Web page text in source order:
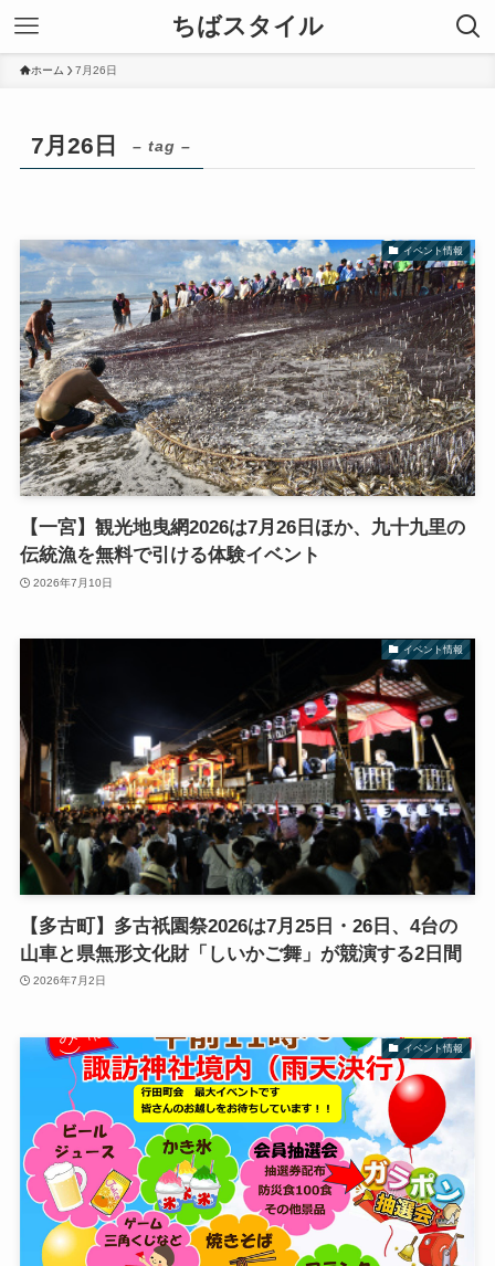
ちばスタイル
ホーム 7月26日
7月26日 – tag –
イベント情報
【一宮】観光地曳網2026は7月26日ほか、九十九里の
伝統漁を無料で引ける体験イベント
2026年7月10日
イベント情報
【多古町】多古祇園祭2026は7月25日・26日、4台の
山車と県無形文化財「しいかご舞」が競演する2日間
2026年7月2日
イベント情報